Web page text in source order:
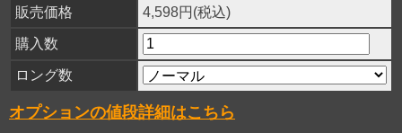
販売価格
4,598円(税込)
購入数
ロング数
オプションの値段詳細はこちら